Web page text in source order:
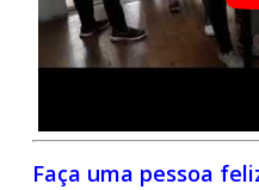
Faça uma pessoa